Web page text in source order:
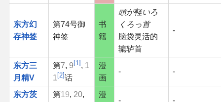
东方幻
存神签
第74号御
神签
书
籍
頭が軽いろ
くろっ首
脑袋灵活的
辘轳首
-
东方三
月精V
第7, 9 1 , 1
1 2 话
漫
画
- -
东方茨 第19, 20, 漫
- -